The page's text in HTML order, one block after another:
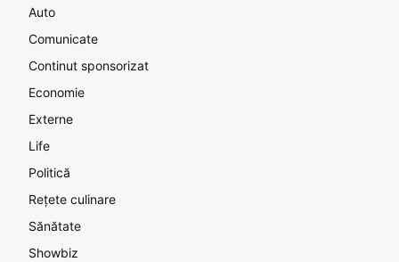
Auto
Comunicate
Continut sponsorizat
Economie
Externe
Life
Politică
Rețete culinare
Sănătate
Showbiz